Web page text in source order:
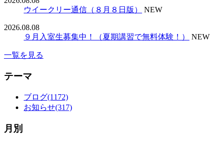
ウイークリー通信（８月８日版）
NEW
2026.08.08
９月入室生募集中！（夏期講習で無料体験！）
NEW
一覧を見る
テーマ
ブログ(1172)
お知らせ(317)
月別